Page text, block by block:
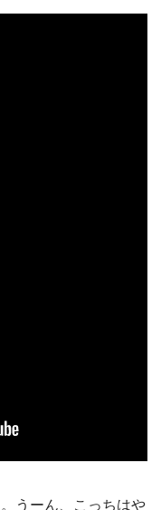
うーん、こっちはや